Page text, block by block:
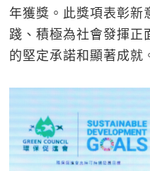
年獲獎。此獎項表彰新
踐、積極為社會發揮正
的堅定承諾和顯著成就